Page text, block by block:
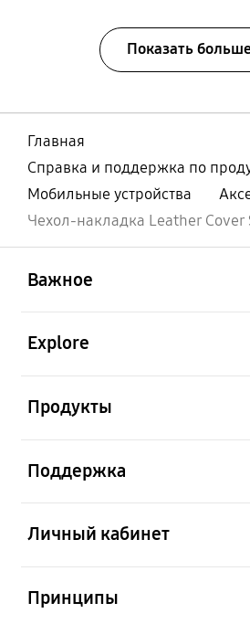
Показать
Главная
Справка и поддержка по
Мобильные устройства
Чехол-накладка Leather Cover
Важное
Explore
Продукты
Поддержка
Личный кабинет
Принципы